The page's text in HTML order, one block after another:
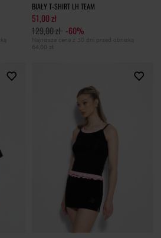
BIAŁY T-SHIRT LH TEAM
51,00 zł
129,00 zł -60%
Najniższa cena z 30 dni przed obniżką
64,00 zł